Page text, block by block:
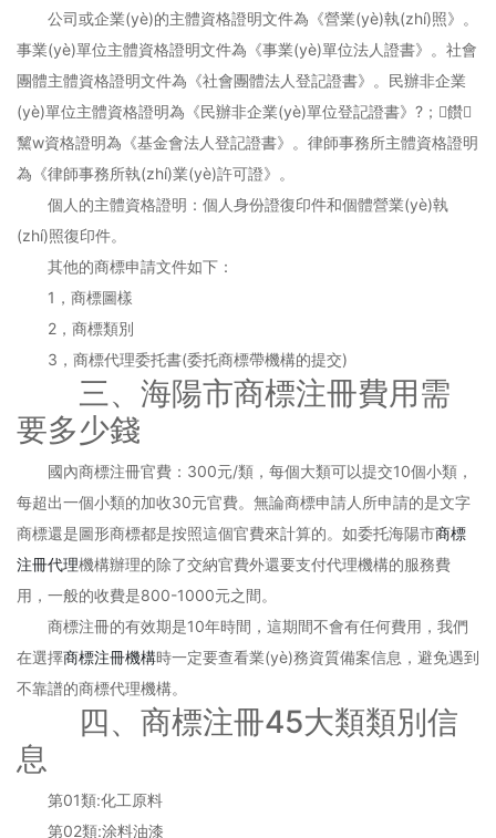
公司或企業(yè)的主體資格證明文件為《營業(yè)執(zhí)照》。
事業(yè)單位主體資格證明文件為《事業(yè)單位法人證書》。社會
團體主體資格證明文件為《社會團體法人登記證書》。民辦非企業
(yè)單位主體資格證明為《民辦非企業(yè)單位登記證書》?；饡
黧w資格證明為《基金會法人登記證書》。律師事務所主體資格證明
為《律師事務所執(zhí)業(yè)許可證》。
個人的主體資格證明：個人身份證復印件和個體營業(yè)執
(zhí)照復印件。
其他的商標申請文件如下：
1，商標圖樣
2，商標類別
3，商標代理委托書(委托商標帶機構的提交)
三、海陽市商標注冊費用需
要多少錢
國內商標注冊官費：300元/類，每個大類可以提交10個小類，
每超出一個小類的加收30元官費。無論商標申請人所申請的是文字
商標還是圖形商標都是按照這個官費來計算的。如委托海陽市商標
注冊代理機構辦理的除了交納官費外還要支付代理機構的服務費
用，一般的收費是800-1000元之間。
商標注冊的有效期是10年時間，這期間不會有任何費用，我們
在選擇商標注冊機構時一定要查看業(yè)務資質備案信息，避免遇到
不靠譜的商標代理機構。
四、商標注冊45大類類別信
息
第01類:化工原料
第02類:涂料油漆